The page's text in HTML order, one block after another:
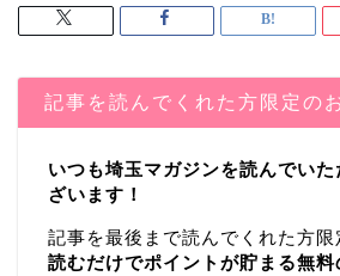
記事を読んでくれた方限定の
いつも埼玉マガジンを読んでい
ざいます！
記事を最後まで読んでくれた方限
読むだけでポイントが貯まる無料